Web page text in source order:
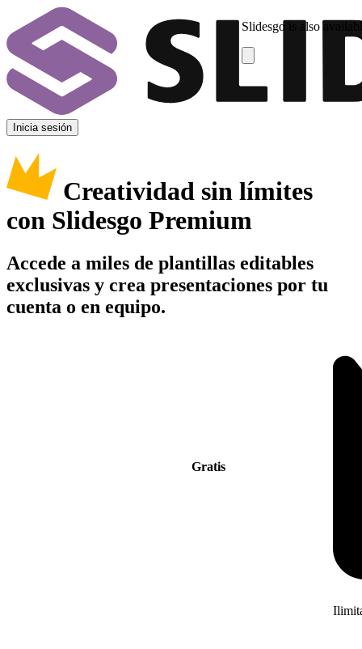
Slidesgo is also
Inicia sesión
Creatividad sin límites
con Slidesgo Premium
Accede a miles de plantillas editables
exclusivas y crea presentaciones por tu
cuenta o en equipo.
Gratis